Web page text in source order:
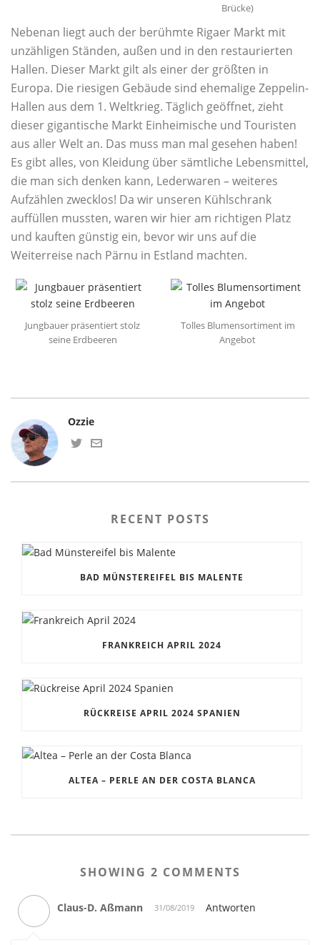
Brücke)
Nebenan liegt auch der berühmte Rigaer Markt mit
unzähligen Ständen, außen und in den restaurierten
Hallen. Dieser Markt gilt als einer der größten in
Europa. Die riesigen Gebäude sind ehemalige Zeppelin-
Hallen aus dem 1. Weltkrieg. Täglich geöffnet, zieht
dieser gigantische Markt Einheimische und Touristen
aus aller Welt an. Das muss man mal gesehen haben!
Es gibt alles, von Kleidung über sämtliche Lebensmittel,
die man sich denken kann, Lederwaren – weiteres
Aufzählen zwecklos! Da wir unseren Kühlschrank
auffüllen mussten, waren wir hier am richtigen Platz
und kauften günstig ein, bevor wir uns auf die
Weiterreise nach Pärnu in Estland machten.
Tolles Blumensortiment im
Angebot
Jungbauer präsentiert stolz
seine Erdbeeren
Ozzie
RECENT POSTS
BAD MÜNSTEREIFEL BIS MALENTE
FRANKREICH APRIL 2024
RÜCKREISE APRIL 2024 SPANIEN
ALTEA – PERLE AN DER COSTA BLANCA
SHOWING 2 COMMENTS
Claus-D. Aßmann 31/08/2019 Antworten